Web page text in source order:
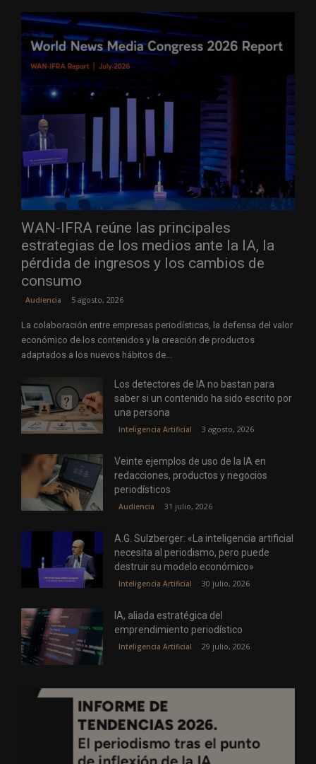
WAN-IFRA reúne las principales
estrategias de los medios ante la IA, la
pérdida de ingresos y los cambios de
consumo
Audiencia 5 agosto, 2026
La colaboración entre empresas periodísticas, la defensa del valor
económico de los contenidos y la creación de productos
adaptados a los nuevos hábitos de...
Los detectores de IA no bastan para
saber si un contenido ha sido escrito por
una persona
Inteligencia Artificial 3 agosto, 2026
Veinte ejemplos de uso de la IA en
redacciones, productos y negocios
periodísticos
Audiencia 31 julio, 2026
A.G. Sulzberger: «La inteligencia artificial
necesita al periodismo, pero puede
destruir su modelo económico»
Inteligencia Artificial 30 julio, 2026
IA, aliada estratégica del
emprendimiento periodístico
Inteligencia Artificial 29 julio, 2026